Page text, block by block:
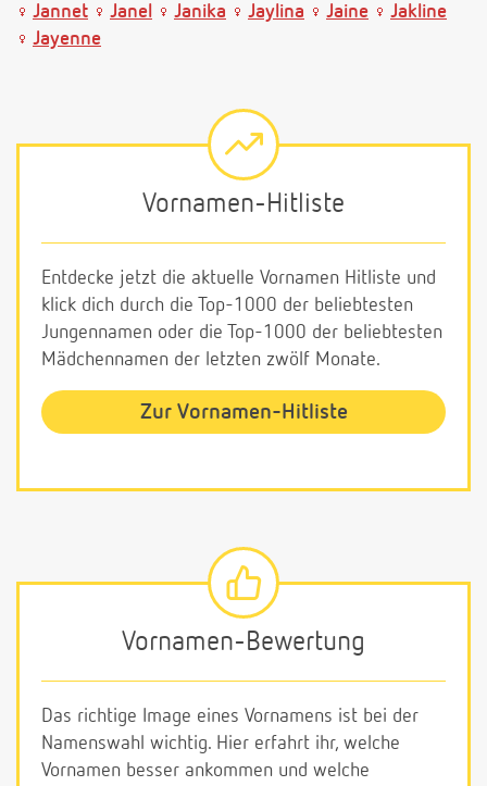
Jannet
Janel Janika Jaylina Jaine
Jakline
Jayenne
Vornamen-Hitliste
Entdecke jetzt die aktuelle Vornamen Hitliste und
klick dich durch die Top-1000 der beliebtesten
Jungennamen oder die Top-1000 der beliebtesten
Mädchennamen der letzten zwölf Monate.
Zur Vornamen-Hitliste
Vornamen-Bewertung
Das richtige Image eines Vornamens ist bei der
Namenswahl wichtig. Hier erfahrt ihr, welche
Vornamen besser ankommen und welche